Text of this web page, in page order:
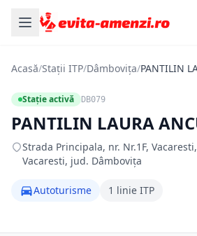
Acasă/Stații ITP/Dâmbovița/PANTILIN
Stație activă DB079
PANTILIN LAURA
Strada Principala, nr. Nr.1F,
Vacaresti, jud. Dâmbovița
Autoturisme 1 linie ITP